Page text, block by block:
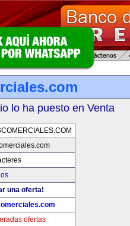
lo ha puesto en Venta
una oferta!
ofertas